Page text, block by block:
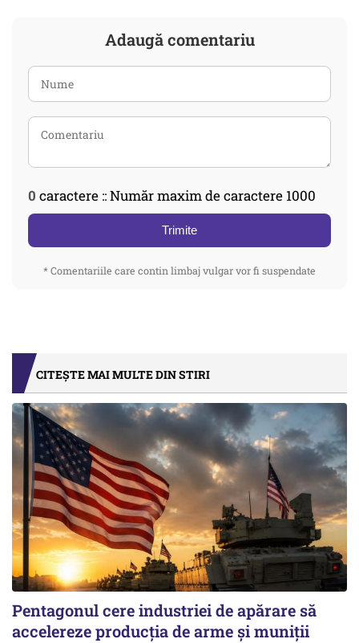
Adaugă comentariu
0 caractere :: Număr maxim de caractere 1000
Trimite
* Comentariile care contin limbaj vulgar vor fi suspendate
CITEȘTE MAI MULTE DIN STIRI
Pentagonul cere industriei de apărare să
accelereze producția de arme și muniții